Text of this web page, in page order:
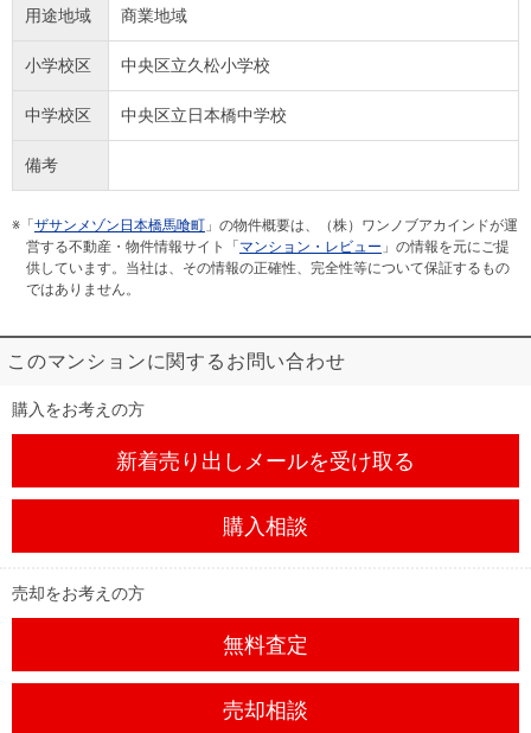
用途地域 商業地域
小学校区 中央区立久松小学校
中学校区 中央区立日本橋中学校
備考
※「 ザサンメゾン日本橋馬喰町 」の物件概要は、（株）ワンノブアカインドが運
営する不動産・物件情報サイト「 マンション・レビュー 」の情報を元にご提
供しています。当社は、その情報の正確性、完全性等について保証するもの
ではありません。
このマンションに関するお問い合わせ
購入をお考えの方
新着売り出しメールを受け取る
購入相談
売却をお考えの方
無料査定
売却相談